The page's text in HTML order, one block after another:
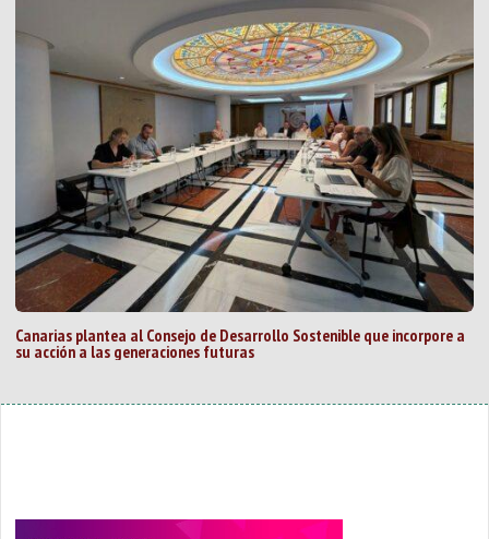
Canarias plantea al Consejo de Desarrollo Sostenible que incorpore a
su acción a las generaciones futuras